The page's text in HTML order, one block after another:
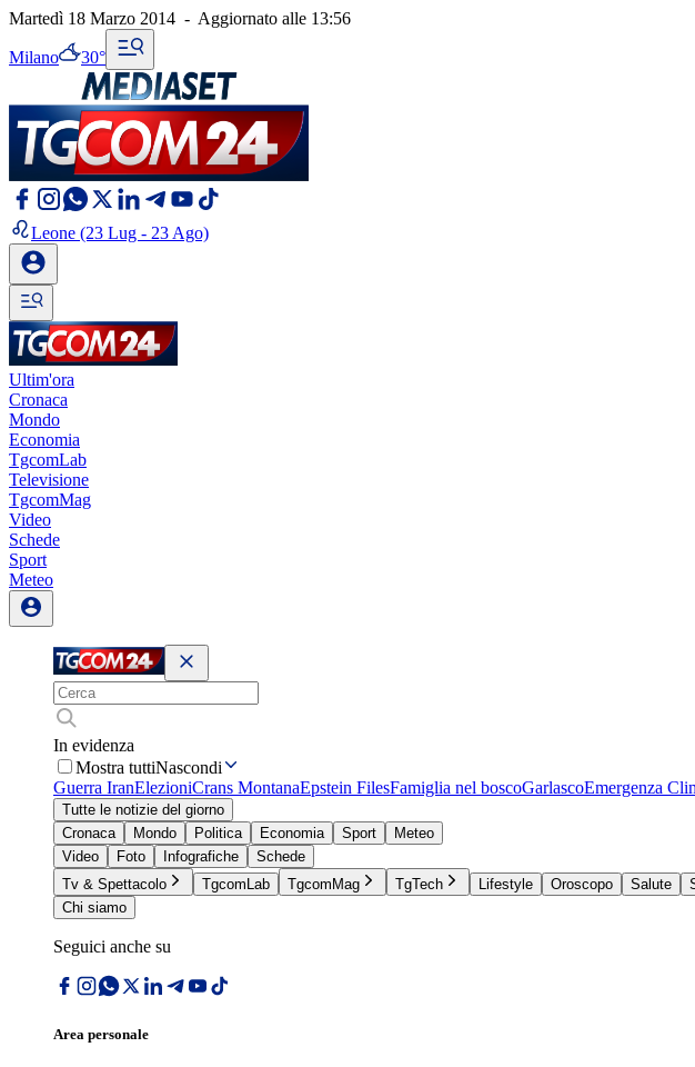
Martedì 18 Marzo 2014 - Aggiornato alle 13:56
Milano 30°
Leone (23 Lug - 23 Ago)
Ultim'ora
Cronaca
Mondo
Economia
TgcomLab
Televisione
TgcomMag
Video
Schede
Sport
Meteo
In evidenza
Mostra tuttiNascondi
Guerra IranElezioniCrans MontanaEpstein FilesFamiglia nel boscoGarlascoEmergenza
Tutte le notizie del giorno
Cronaca
Mondo Politica Economia Sport
Meteo
Video
Foto Infografiche
Schede
Tv & Spettacolo
TgcomLab TgcomMag TgTech Lifestyle Oroscopo Salute
Chi siamo
Seguici anche su
Area personale